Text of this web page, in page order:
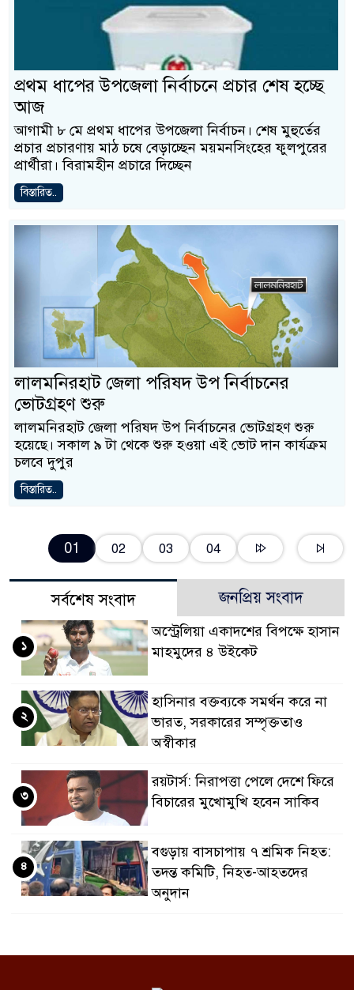
প্রথম ধাপের উপজেলা নির্বাচনে প্রচার শেষ হচ্ছে
আজ
আগামী ৮ মে প্রথম ধাপের উপজেলা নির্বাচন। শেষ মুহুর্তের
প্রচার প্রচারণায় মাঠ চষে বেড়াচ্ছেন ময়মনসিংহের ফুলপুরের
প্রার্থীরা। বিরামহীন প্রচারে দিচ্ছেন
বিস্তারিত..
লালমনিরহাট জেলা পরিষদ উপ নির্বাচনের
ভোটগ্রহণ শুরু
লালমনিরহাট জেলা পরিষদ উপ নির্বাচনের ভোটগ্রহণ শুরু
হয়েছে। সকাল ৯ টা থেকে শুরু হওয়া এই ভোট দান কার্যক্রম
চলবে দুপুর
বিস্তারিত..
01 02 03 04
সর্বশেষ সংবাদ জনপ্রিয় সংবাদ
অস্ট্রেলিয়া একাদশের বিপক্ষে হাসান
মাহমুদের ৪ উইকেট
১
হাসিনার বক্তব্যকে সমর্থন করে না
ভারত, সরকারের সম্পৃক্ততাও
অস্বীকার
২
রয়টার্স: নিরাপত্তা পেলে দেশে ফিরে
বিচারের মুখোমুখি হবেন সাকিব
৩
বগুড়ায় বাসচাপায় ৭ শ্রমিক নিহত:
তদন্ত কমিটি, নিহত-আহতদের
অনুদান
৪
সরকারের গড়িমসির অভিযোগ